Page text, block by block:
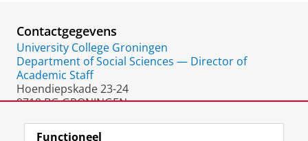
l
Contactgegevens
University College Groningen
Department of Social Sciences — Director of
Academic Staff
Hoendiepskade 23-24
9718 BG GRONINGEN
Functioneel